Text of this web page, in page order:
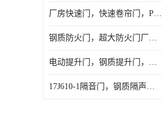
厂房快速门，快速卷帘门，PVC快速门
钢质防火门，超大防火门厂家，安徽防火门厂家
电动提升门，钢质提升门，工业滑升门，安徽滑升门厂家
17J610-1隔音门，钢质隔声大门，机房隔音门